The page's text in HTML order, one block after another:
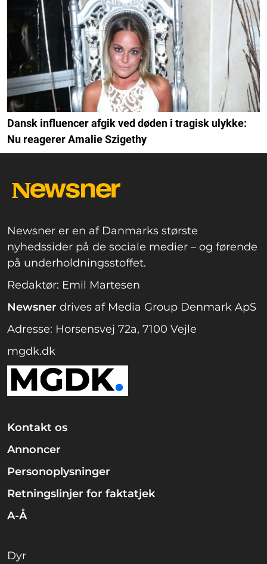
Dansk influencer afgik ved døden i tragisk ulykke:
Nu reagerer Amalie Szigethy
Newsner er en af Danmarks største
nyhedssider på de sociale medier – og førende
på underholdningsstoffet.
Redaktør: Emil Martesen
Newsner drives af Media Group Denmark ApS
Adresse: Horsensvej 72a, 7100 Vejle
mgdk.dk
Kontakt os
Annoncer
Personoplysninger
Retningslinjer for faktatjek
A-Å
Dyr